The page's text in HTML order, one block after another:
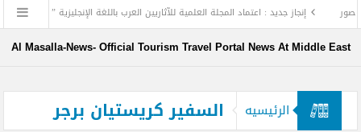
إنجاز جديد : اعتماد المجلة العلمية للآثاريين العرب باللغة الإنجليزية ” بسكوبس “
منتجع ليجولاند دبي يرحب بأعضاء نادي دبي لأصحاب الهمم
Al Masalla-News- Official Tourism Travel Portal News At Middle East
الرئيسيه السفير كريستيان برجر